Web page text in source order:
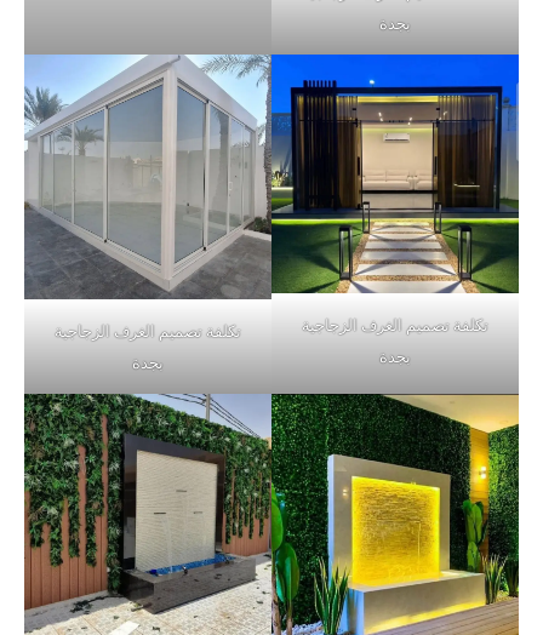
بجدة
تكلفة تصميم الغرف الزجاجية
بجدة
تكلفة تصميم الغرف الزجاجية
بجدة